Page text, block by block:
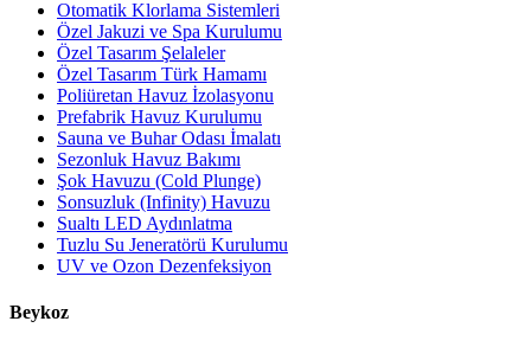
Otomatik Klorlama Sistemleri
Özel Jakuzi ve Spa Kurulumu
Özel Tasarım Şelaleler
Özel Tasarım Türk Hamamı
Poliüretan Havuz İzolasyonu
Prefabrik Havuz Kurulumu
Sauna ve Buhar Odası İmalatı
Sezonluk Havuz Bakımı
Şok Havuzu (Cold Plunge)
Sonsuzluk (Infinity) Havuzu
Sualtı LED Aydınlatma
Tuzlu Su Jeneratörü Kurulumu
UV ve Ozon Dezenfeksiyon
Beykoz